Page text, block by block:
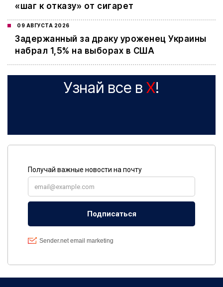
«шаг к отказу» от сигарет
09 АВГУСТА 2026
Задержанный за драку уроженец Украины
набрал 1,5% на выборах в США
Узнай все в X!